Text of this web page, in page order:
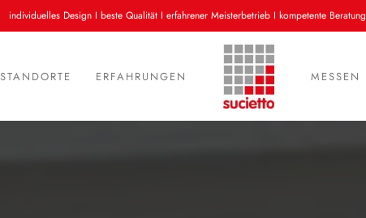
individuelles Design I beste Qualität I erfahrener Meisterbetrieb I kompetente Beratung
STANDORTE ERFAHRUNGEN MESSEN